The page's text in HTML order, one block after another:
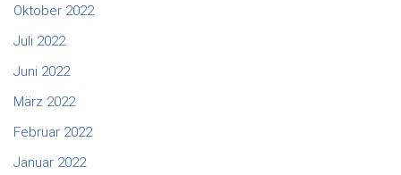
Oktober 2022
Juli 2022
Juni 2022
März 2022
Februar 2022
Januar 2022